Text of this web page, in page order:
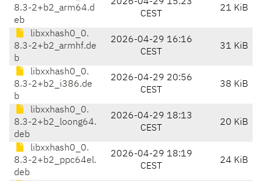
8.3-2+b2_arm64.d
eb
CEST
21 KiB
libxxhash0_0.
8.3-2+b2_armhf.de
b
2026-04-29 16:16
CEST
31 KiB
libxxhash0_0.
8.3-2+b2_i386.de
b
2026-04-29 20:56
CEST
38 KiB
libxxhash0_0.
8.3-2+b2_loong64.
deb
2026-04-29 18:13
CEST
20 KiB
libxxhash0_0.
8.3-2+b2_ppc64el.
deb
2026-04-29 18:19
CEST
24 KiB